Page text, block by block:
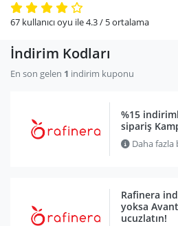
67 kullanıcı oyu ile4.3/ 5ortalama
İndirim Kodları
En son gelen 1 indirim kuponu
%15
sipariş
Daha fazla
Rafinera
yoksa
ucuzlatın!